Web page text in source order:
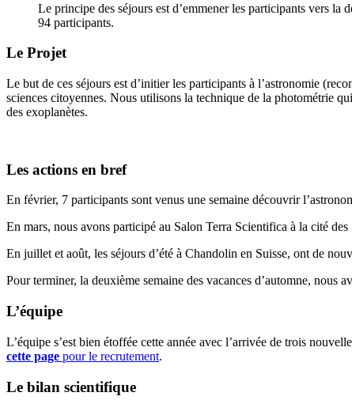
Le principe des séjours est d’emmener les participants vers la
94 participants.
Le Projet
Le but de ces séjours est d’initier les participants à l’astronomie
sciences citoyennes. Nous utilisons la technique de la photométrie
des exoplanètes.
Les actions en bref
En février, 7 participants sont venus une semaine découvrir
En mars, nous avons participé au Salon Terra Scientifica à la cité
En juillet et août, les séjours d’été à Chandolin en Suisse, ont de
Pour terminer, la deuxième semaine des vacances d’automne, nous
L’équipe
L’équipe s’est bien étoffée cette année avec l’arrivée de trois
cette page pour le recrutement.
Le bilan scientifique